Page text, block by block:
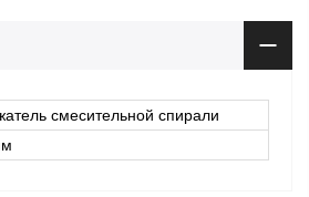
смесительной спирали